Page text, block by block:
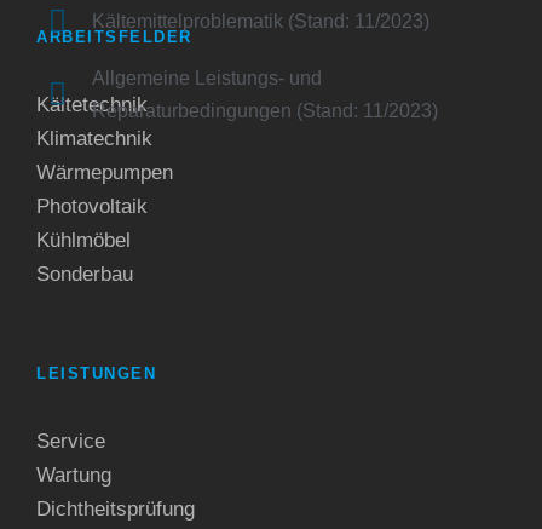
Kältemittelproblematik (Stand: 11/2023)
Allgemeine Leistungs- und
Reparaturbedingungen (Stand: 11/2023)
ARBEITSFELDER
Kältetechnik
Klimatechnik
Wärmepumpen
Photovoltaik
Kühlmöbel
Sonderbau
LEISTUNGEN
Service
Wartung
Dichtheitsprüfung